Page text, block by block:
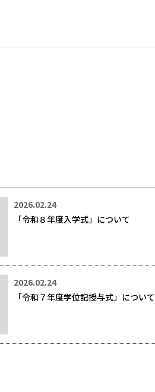
2026.02.24
「令和８年度入学式」について
2026.02.24
「令和７年度学位記授与式」について